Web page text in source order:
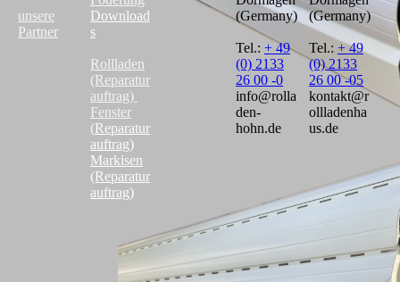
unsere
Partner
Download
s
Rollladen
(Reparatur
auftrag)
Fenster
(Reparatur
auftrag)
Markisen
(Reparatur
auftrag)
(Germany)
Tel.: + 49
(0) 2133
26 00 -0
info@rolla
den-
hohn.de
(Germany)
Tel.: + 49
(0) 2133
26 00 -05
kontakt@r
ollladenha
us.de